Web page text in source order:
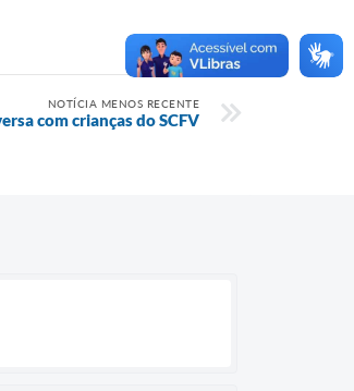
NOTÍCIA MENOS RECENTE
com crianças do SCFV